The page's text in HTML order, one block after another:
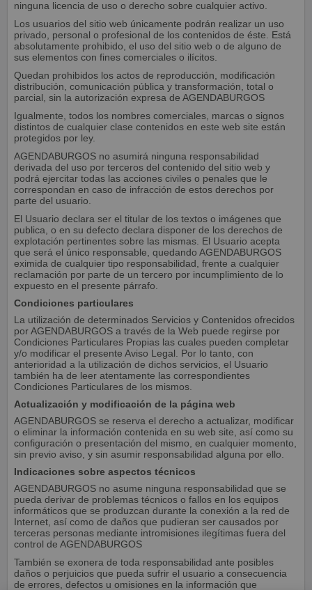
ninguna licencia de uso o derecho sobre cualquier activo.
Los usuarios del sitio web únicamente podrán realizar un uso
privado, personal o profesional de los contenidos de éste. Está
absolutamente prohibido, el uso del sitio web o de alguno de
sus elementos con fines comerciales o ilícitos.
Quedan prohibidos los actos de reproducción, modificación
distribución, comunicación pública y transformación, total o
parcial, sin la autorización expresa de AGENDABURGOS
Igualmente, todos los nombres comerciales, marcas o signos
distintos de cualquier clase contenidos en este web site están
protegidos por ley.
AGENDABURGOS no asumirá ninguna responsabilidad
derivada del uso por terceros del contenido del sitio web y
podrá ejercitar todas las acciones civiles o penales que le
correspondan en caso de infracción de estos derechos por
parte del usuario.
El Usuario declara ser el titular de los textos o imágenes que
publica, o en su defecto declara disponer de los derechos de
explotación pertinentes sobre las mismas. El Usuario acepta
que será el único responsable, quedando AGENDABURGOS
eximida de cualquier tipo responsabilidad, frente a cualquier
reclamación por parte de un tercero por incumplimiento de lo
expuesto en el presente párrafo.
Condiciones particulares
La utilización de determinados Servicios y Contenidos ofrecidos
por AGENDABURGOS a través de la Web puede regirse por
Condiciones Particulares Propias las cuales pueden completar
y/o modificar el presente Aviso Legal. Por lo tanto, con
anterioridad a la utilización de dichos servicios, el Usuario
también ha de leer atentamente las correspondientes
Condiciones Particulares de los mismos.
Actualización y modificación de la página web
AGENDABURGOS se reserva el derecho a actualizar, modificar
o eliminar la información contenida en su web site, así como su
configuración o presentación del mismo, en cualquier momento,
sin previo aviso, y sin asumir responsabilidad alguna por ello.
Indicaciones sobre aspectos técnicos
AGENDABURGOS no asume ninguna responsabilidad que se
pueda derivar de problemas técnicos o fallos en los equipos
informáticos que se produzcan durante la conexión a la red de
Internet, así como de daños que pudieran ser causados por
terceras personas mediante intromisiones ilegítimas fuera del
control de AGENDABURGOS
También se exonera de toda responsabilidad ante posibles
daños o perjuicios que pueda sufrir el usuario a consecuencia
de errores, defectos u omisiones en la información que